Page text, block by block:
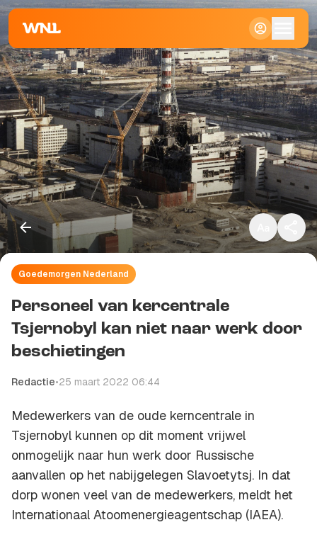
Klein
Standaard
Groot
Goedemorgen Nederland
Personeel van kercentrale
Tsjernobyl kan niet naar werk door
beschietingen
Redactie•25 maart 2022 06:44
Medewerkers van de oude kerncentrale in
Tsjernobyl kunnen op dit moment vrijwel
onmogelijk naar hun werk door Russische
aanvallen op het nabijgelegen Slavoetytsj. In dat
dorp wonen veel van de medewerkers, meldt het
Internationaal Atoomenergieagentschap (IAEA).